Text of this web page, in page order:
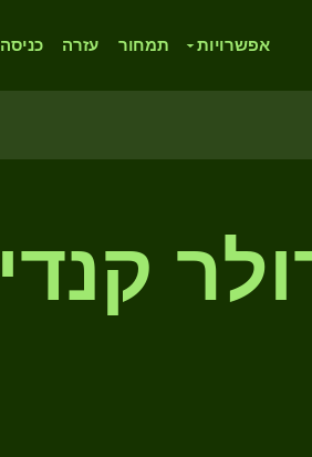
אפשרויות תמחור עזרה כניסה